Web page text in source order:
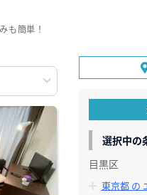
も簡単！
選択中の
目黒区
東京都 の